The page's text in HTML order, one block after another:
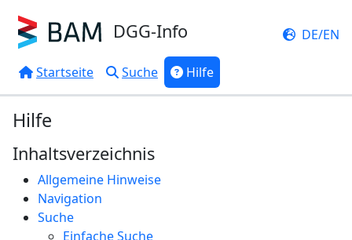
DGG-Info DE/EN
Startseite Suche Hilfe
Hilfe
Inhaltsverzeichnis
Allgemeine Hinweise
Navigation
Suche
Einfache Suche